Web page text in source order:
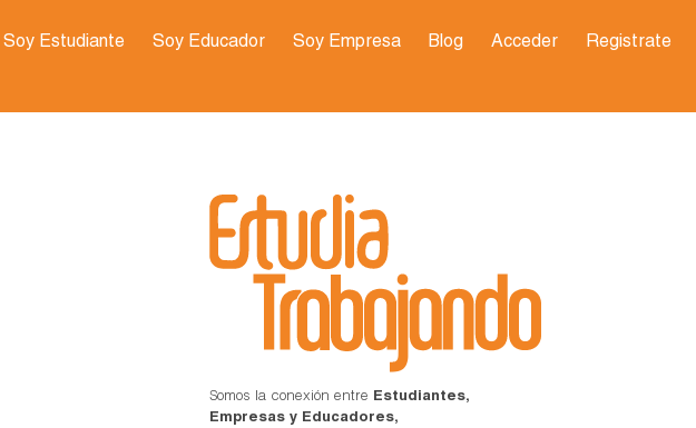
Soy Estudiante Soy Educador Soy Empresa Blog Acceder Registrate
Somos la conexión entre Estudiantes,
Empresas y Educadores,